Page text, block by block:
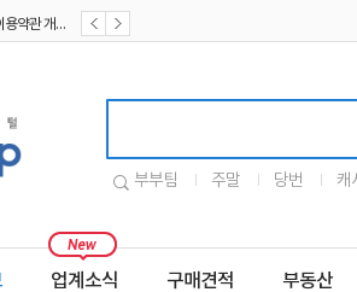
부부팀 주말 당번 캐
업계소식 구매견적 부동산